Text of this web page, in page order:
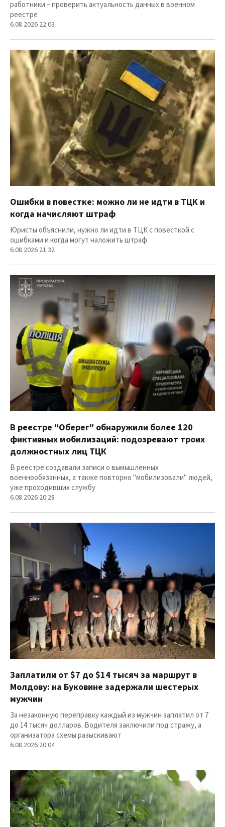
работники – проверить актуальность данных в военном
реестре
6.08.2026 22:03
Ошибки в повестке: можно ли не идти в ТЦК и
когда начисляют штраф
Юристы объяснили, нужно ли идти в ТЦК с повесткой с
ошибками и когда могут наложить штраф
6.08.2026 21:32
В реестре "Оберег" обнаружили более 120
фиктивных мобилизаций: подозревают троих
должностных лиц ТЦК
В реестре создавали записи о вымышленных
военнообязанных, а также повторно "мобилизовали" людей,
уже проходивших службу
6.08.2026 20:28
Заплатили от $7 до $14 тысяч за маршрут в
Молдову: на Буковине задержали шестерых
мужчин
За незаконную переправку каждый из мужчин заплатил от 7
до 14 тысяч долларов. Водителя заключили под стражу, а
организатора схемы разыскивают
6.08.2026 20:04